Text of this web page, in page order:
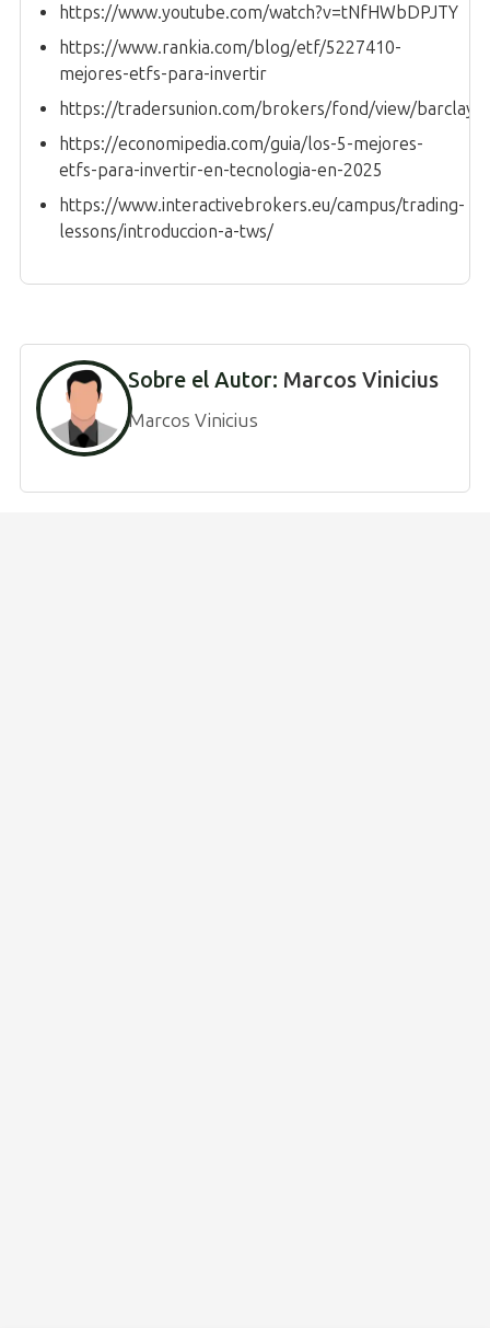
https://www.youtube.com/watch?v=tNfHWbDPJTY
https://www.rankia.com/blog/etf/5227410-
mejores-etfs-para-invertir
https://tradersunion.com/brokers/fond/view/barclays/
https://economipedia.com/guia/los-5-mejores-
etfs-para-invertir-en-tecnologia-en-2025
https://www.interactivebrokers.eu/campus/trading-
lessons/introduccion-a-tws/
Sobre el Autor: Marcos Vinicius
Marcos Vinicius